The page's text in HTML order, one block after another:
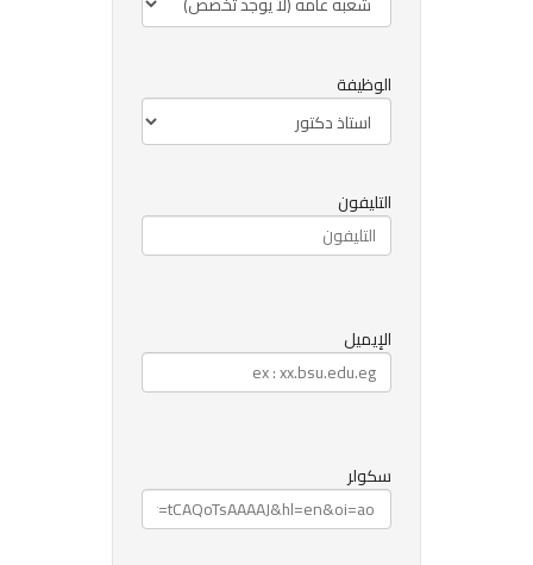
الوظيفة
التليفون
الإيميل
سكولر